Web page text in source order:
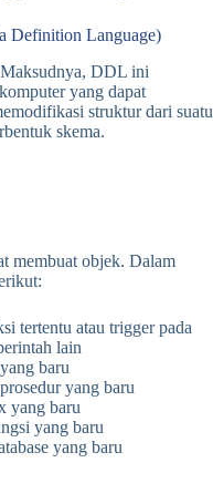
Definition Language)
DDL ini
yang dapat
struktur dari suatu
skema.
membuat objek. Dalam
tertentu atau trigger pada
lain
baru
yang baru
yang baru
yang baru
yang baru